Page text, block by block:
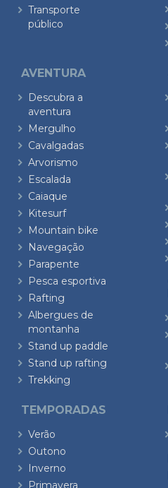
Transporte
público
AVENTURA
Descubra a
aventura
Mergulho
Cavalgadas
Arvorismo
Escalada
Caiaque
Kitesurf
Mountain bike
Navegação
Parapente
Pesca esportiva
Rafting
Albergues de
montanha
Stand up paddle
Stand up rafting
Trekking
TEMPORADAS
Verão
Outono
Inverno
Primavera